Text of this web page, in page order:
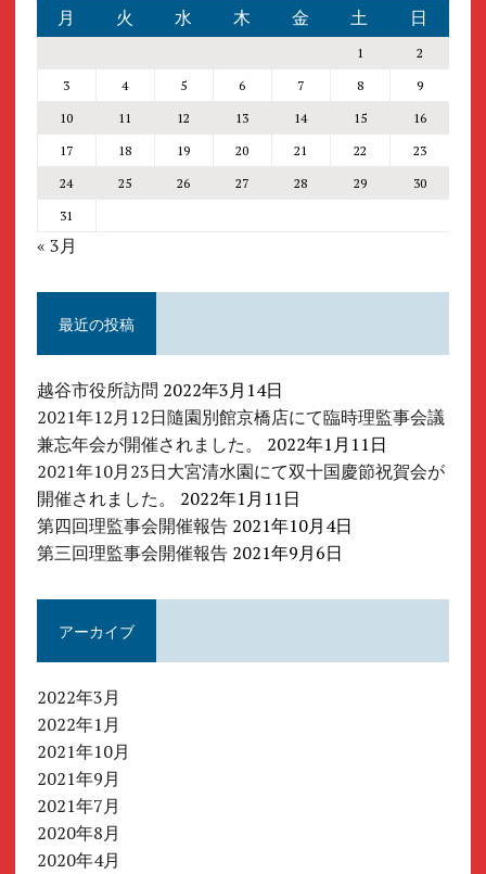
月
火 水 木 金 土 日
1
2
3
4 5 6 7 8
9
10
11 12 13 14 15
16
17
18 19 20 21 22
23
24
25 26 27 28 29
30
31
« 3月
最近の投稿
越谷市役所訪問 2022年3月14日
2021年12月12日隨園別館京橋店にて臨時理監事会議
兼忘年会が開催されました。
2022年1月11日
2021年10月23日大宮清水園にて双十国慶節祝賀会が
開催されました。
2022年1月11日
第四回理監事会開催報告 2021年10月4日
第三回理監事会開催報告 2021年9月6日
アーカイブ
2022年3月
2022年1月
2021年10月
2021年9月
2021年7月
2020年8月
2020年4月